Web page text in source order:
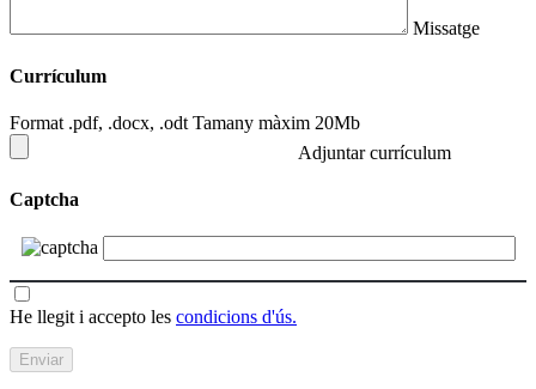
Missatge
Currículum
Format .pdf, .docx, .odt Tamany màxim 20Mb
Adjuntar currículum
Captcha
He llegit i accepto les condicions d'ús.